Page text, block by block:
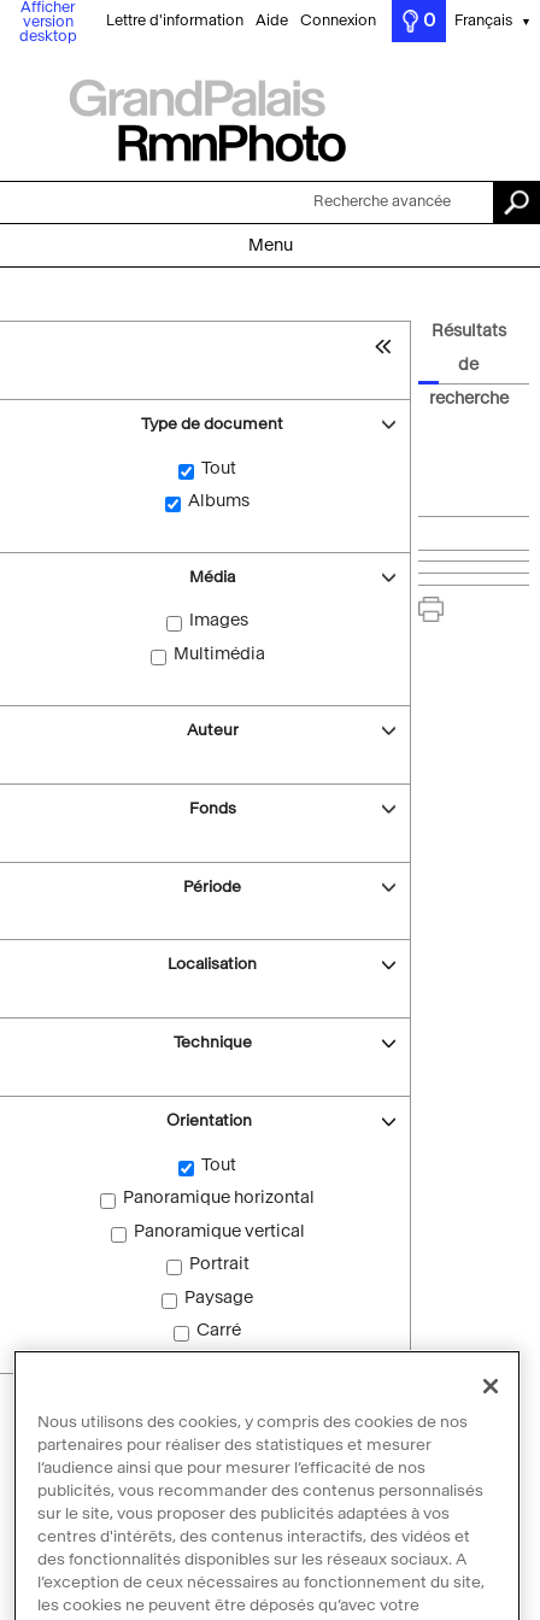
Afficher
version
desktop
Lettre d'information Aide Connexion 0 Français ▼
Recherche avancée
Menu
Type de document
Tout
Albums
Média
Images
Multimédia
Auteur
Fonds
Période
Localisation
Technique
Orientation
Tout
Panoramique horizontal
Panoramique vertical
Portrait
Paysage
Carré
Images sans droit d'auteur
Réinitialiser les filtres
Résultats
de
recherche
Nous utilisons des cookies, y compris des cookies de nos
partenaires pour réaliser des statistiques et mesurer
l’audience ainsi que pour mesurer l’efficacité de nos
publicités, vous recommander des contenus personnalisés
sur le site, vous proposer des publicités adaptées à vos
centres d'intérêts, des contenus interactifs, des vidéos et
des fonctionnalités disponibles sur les réseaux sociaux. A
l’exception de ceux nécessaires au fonctionnement du site,
les cookies ne peuvent être déposés qu’avec votre